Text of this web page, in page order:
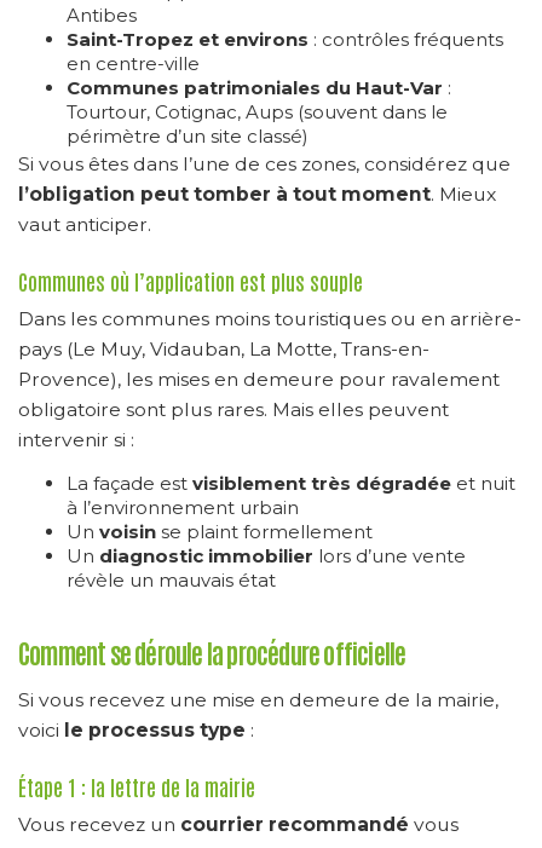
Antibes
Saint-Tropez et environs : contrôles fréquents
en centre-ville
Communes patrimoniales du Haut-Var :
Tourtour, Cotignac, Aups (souvent dans le
périmètre d’un site classé)
Si vous êtes dans l’une de ces zones, considérez que
l’obligation peut tomber à tout moment. Mieux
vaut anticiper.
Communes où l’application est plus souple
Dans les communes moins touristiques ou en arrière-
pays (Le Muy, Vidauban, La Motte, Trans-en-
Provence), les mises en demeure pour ravalement
obligatoire sont plus rares. Mais elles peuvent
intervenir si :
La façade est visiblement très dégradée et nuit
à l’environnement urbain
Un voisin se plaint formellement
Un diagnostic immobilier lors d’une vente
révèle un mauvais état
Comment se déroule la procédure officielle
Si vous recevez une mise en demeure de la mairie,
voici le processus type :
Étape 1 : la lettre de la mairie
Vous recevez un courrier recommandé vous